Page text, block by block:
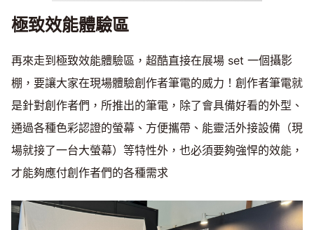
極致效能體驗區
再來走到極致效能體驗區，超酷直接在展場 set 一個攝影
棚，要讓大家在現場體驗創作者筆電的威力！創作者筆電就
是針對創作者們，所推出的筆電，除了會具備好看的外型、
通過各種色彩認證的螢幕、方便攜帶、能靈活外接設備（現
場就接了一台大螢幕）等特性外，也必須要夠強悍的效能，
才能夠應付創作者們的各種需求